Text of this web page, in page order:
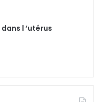
l ’utérus